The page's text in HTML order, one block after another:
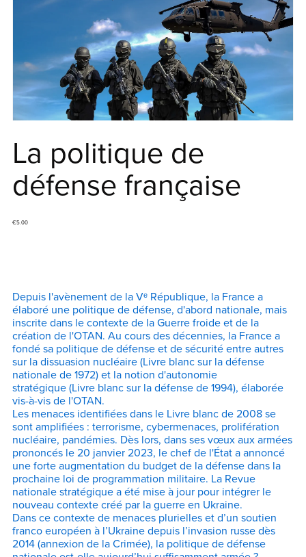
La politique de
défense française
€5.00
Depuis l'avènement de la Vᵉ République, la France a
élaboré une politique de défense, d'abord nationale, mais
inscrite dans le contexte de la Guerre froide et de la
création de l'OTAN. Au cours des décennies, la France a
fondé sa politique de défense et de sécurité entre autres
sur la dissuasion nucléaire (Livre blanc sur la défense
nationale de 1972) et la notion d'autonomie
stratégique (Livre blanc sur la défense de 1994), élaborée
vis-à-vis de l'OTAN.
Les menaces identifiées dans le Livre blanc de 2008 se
sont amplifiées : terrorisme, cybermenaces, prolifération
nucléaire, pandémies. Dès lors, dans ses vœux aux armées
prononcés le 20 janvier 2023, le chef de l'État a annoncé
une forte augmentation du budget de la défense dans la
prochaine loi de programmation militaire. La Revue
nationale stratégique a été mise à jour pour intégrer le
nouveau contexte créé par la guerre en Ukraine.
Dans ce contexte de menaces plurielles et d’un soutien
franco européen à l’Ukraine depuis l’invasion russe dès
2014 (annexion de la Crimée), la politique de défense